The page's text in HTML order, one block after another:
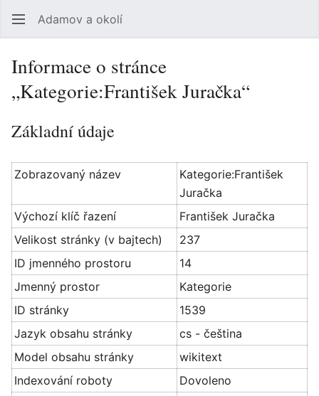
Adamov a okolí
Informace o stránce
„Kategorie:František Juračka“
Základní údaje
Zobrazovaný název
Kategorie:František
Juračka
Výchozí klíč řazení
František Juračka
Velikost stránky (v bajtech)
237
ID jmenného prostoru
14
Jmenný prostor
Kategorie
ID stránky
1539
Jazyk obsahu stránky
cs - čeština
Model obsahu stránky
wikitext
Indexování roboty
Dovoleno